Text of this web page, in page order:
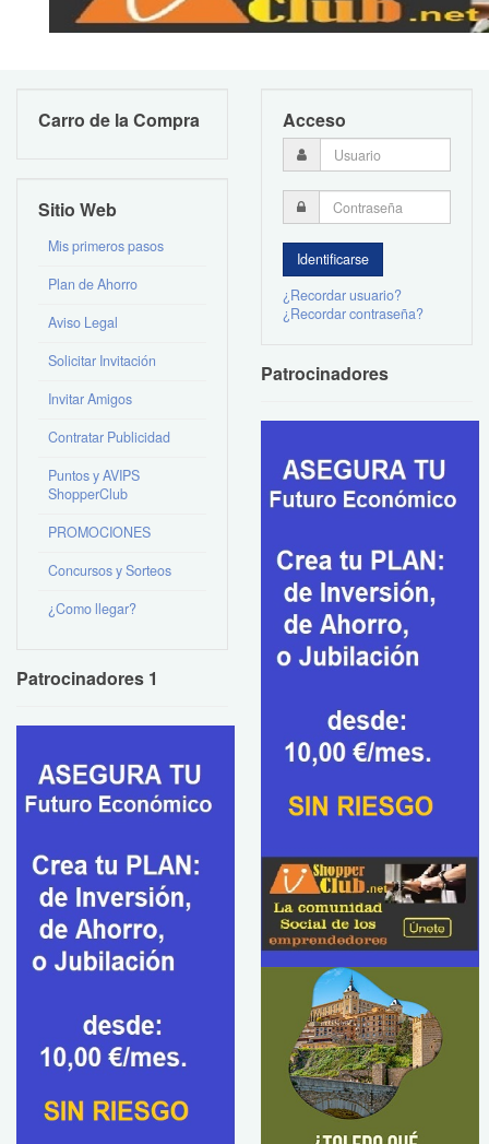
Carro de la Compra
Sitio Web
Mis primeros pasos
Plan de Ahorro
Aviso Legal
Solicitar Invitación
Invitar Amigos
Contratar Publicidad
Puntos y AVIPS
ShopperClub
PROMOCIONES
Concursos y Sorteos
¿Como llegar?
Patrocinadores 1
Acceso
¿Recordar usuario?
¿Recordar contraseña?
Patrocinadores